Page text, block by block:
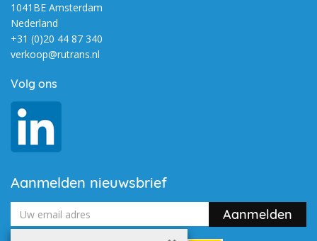
1041BE Amsterdam
Nederland
+31 (0)20 44 87 340
verkoop@rutrans.nl
Volg ons
Aanmelden nieuwsbrief